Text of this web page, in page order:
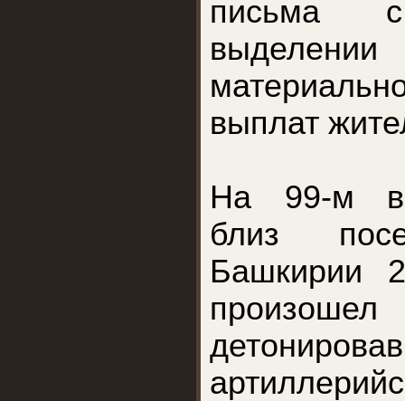
письма
выплат
На 99-м
близ
Башкирии